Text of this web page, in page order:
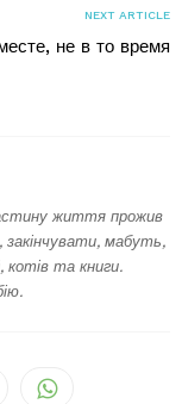
NEXT ARTICLE
не в то время
життя прожив
закінчувати, мабуть,
та книги.